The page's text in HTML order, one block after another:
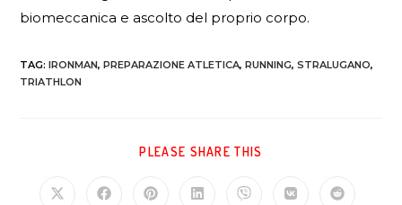
biomeccanica e ascolto del proprio corpo.
TAG:IRONMAN, PREPARAZIONE ATLETICA, RUNNING, STRALUGANO,
TRIATHLON
PLEASE SHARE THIS